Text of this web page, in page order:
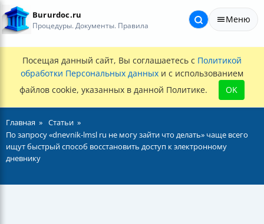
Bururdoc.ru
Процедуры. Документы. Правила
Меню
Посещая данный сайт, Вы соглашаетесь с Политикой
обработки Персональных данных и с использованием
файлов cookie, указанных в данной Политике.
OK
Главная
Статьи
По запросу «dnevnik-lmsl ru не могу зайти что делать» чаще всего
ищут быстрый способ восстановить доступ к электронному
дневнику